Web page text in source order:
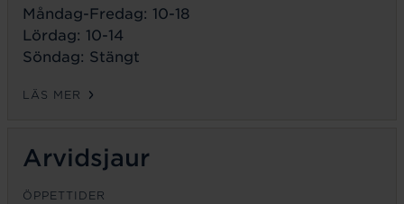
Måndag-Fredag: 10-18
Lördag: 10-14
Söndag: Stängt
LÄS MER
Arvidsjaur
ÖPPETTIDER